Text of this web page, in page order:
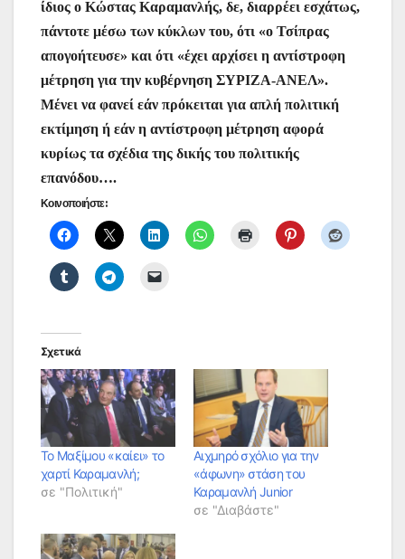
ίδιος ο Κώστας Καραμανλής, δε, διαρρέει εσχάτως,
πάντοτε μέσω των κύκλων του, ότι «ο Τσίπρας
απογοήτευσε» και ότι «έχει αρχίσει η αντίστροφη
μέτρηση για την κυβέρνηση ΣΥΡΙΖΑ-ΑΝΕΛ».
Μένει να φανεί εάν πρόκειται για απλή πολιτική
εκτίμηση ή εάν η αντίστροφη μέτρηση αφορά
κυρίως τα σχέδια της δικής του πολιτικής
επανόδου….
Κοινοποιήστε:
Σχετικά
Το Μαξίμου «καίει» το
χαρτί Καραμανλή;
σε "Πολιτική"
Αιχμηρό σχόλιο για την
«άφωνη» στάση του
Καραμανλή Junior
σε "Διαβάστε"